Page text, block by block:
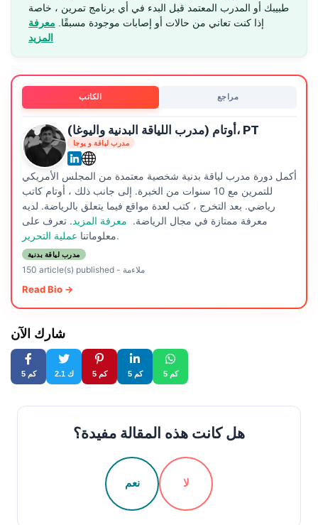
طبيبك أو المدرب المعتمد قبل البدء في أي برنامج تمرين ، خاصة
إذا كنت تعاني من حالات أو إصابات موجودة مسبقًا. معرفة
المزيد
الكاتب مراجع
أوتام (مدرب اللياقة البدنية واليوغا)، PT
مدرب لياقة و يوجا
أكمل دورة مدرب لياقة بدنية شخصية معتمدة من المجلس الأمريكي
للتمرين مع 10 سنوات من الخبرة. إلى جانب ذلك ، أوتام كاتب
رياضي. بعد التخرج ، كتب لعدة مواقع فيما يتعلق بالرياضة. لديه
معرفة ممتازة في مجال الرياضة. معرفة المزيد. تعرف على
معلوماتناعملية التحرير.
مدرب لياقة بدنية
150 article(s) published- ملاءمة
Read Bio →
شارك الآن
5 كم 2.1 ك 5 كم 5 كم 5 كم
هل كانت هذه المقالة مفيدة؟
نعم لا